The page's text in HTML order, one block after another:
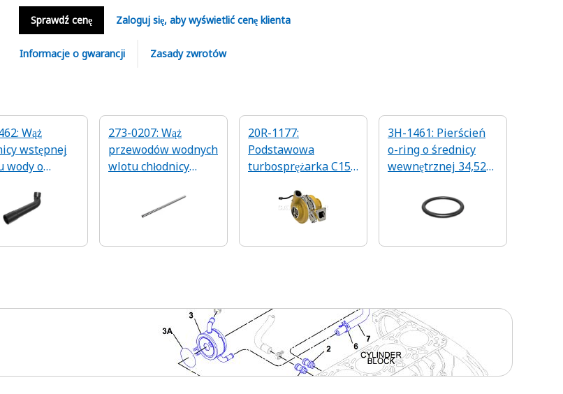
Sprawdź cenę Zaloguj się, aby wyświetlić cenę klienta
Informacje o gwarancji Zasady zwrotów
Wąż
wstępnej
wody o
25,4
273-0207: Wąż
przewodów wodnych
wlotu chłodnicy
20R-1177:
Podstawowa
turbosprężarka C15
3H-1461: Pierścień
o-ring o średnicy
wewnętrznej 34,52